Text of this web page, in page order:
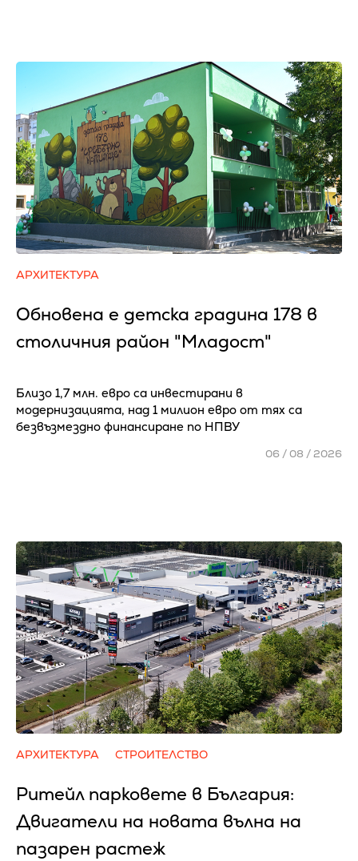
АРХИТЕКТУРА
Обновена е детска градина 178 в
столичния район "Младост"
Близо 1,7 млн. евро са инвестирани в
модернизацията, над 1 милион евро от тях са
безвъзмездно финансиране по НПВУ
06 / 08 / 2026
АРХИТЕКТУРА СТРОИТЕЛСТВО
Ритейл парковете в България:
Двигатели на новата вълна на
пазарен растеж